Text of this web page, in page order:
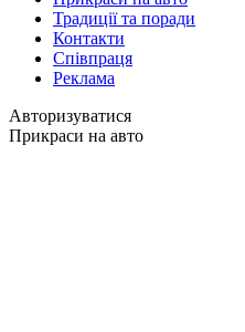
Традиції та поради
Контакти
Співпраця
Реклама
Авторизуватися
Прикраси на авто